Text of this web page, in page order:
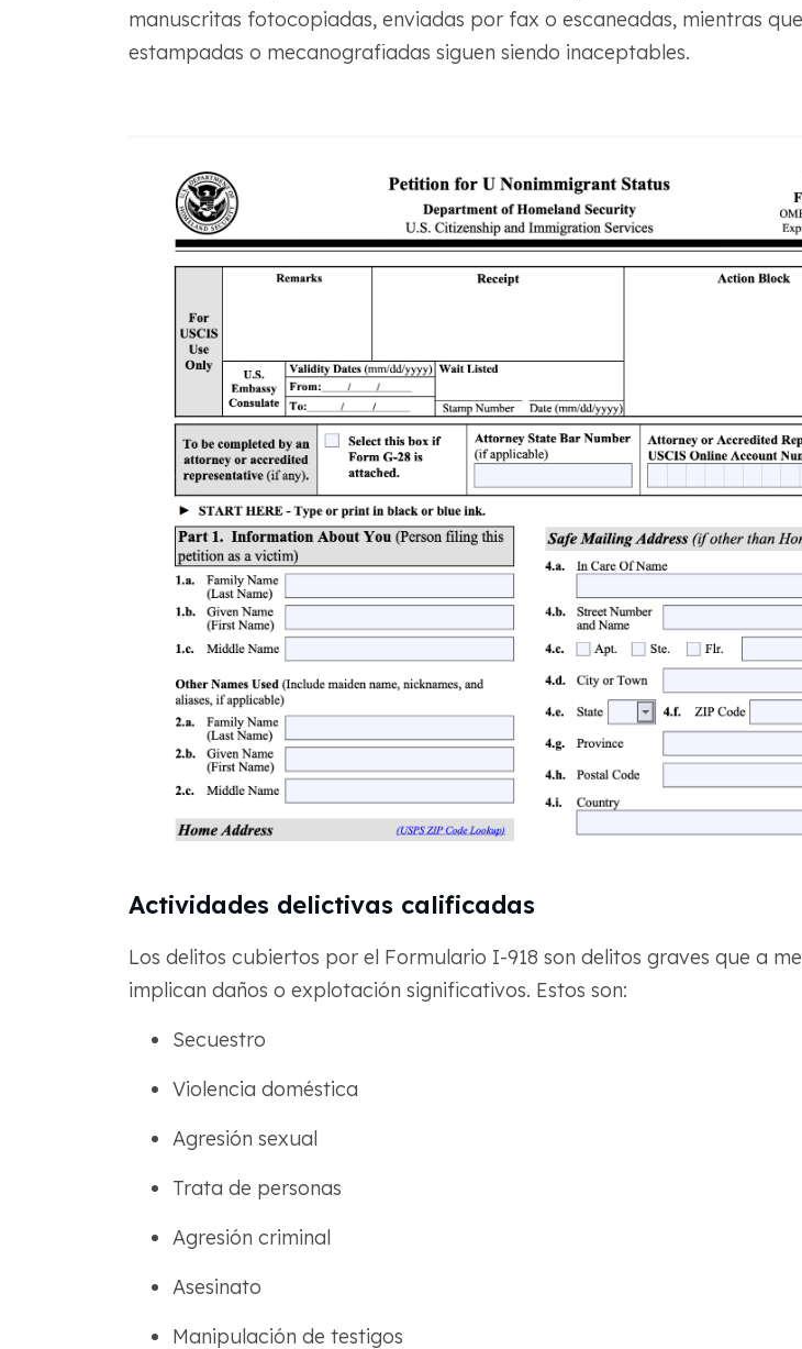
manuscritas fotocopiadas, enviadas por fax o escaneadas, mientras
estampadas o mecanografiadas siguen siendo inaceptables.
Actividades delictivas calificadas
Los delitos cubiertos por el Formulario I-918 son delitos graves que a
implican daños o explotación significativos. Estos son:
Secuestro
Violencia doméstica
Agresión sexual
Trata de personas
Agresión criminal
Asesinato
Manipulación de testigos